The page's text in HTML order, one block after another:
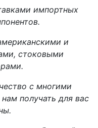
импортных
и
стоковыми
с многими
получать для вас